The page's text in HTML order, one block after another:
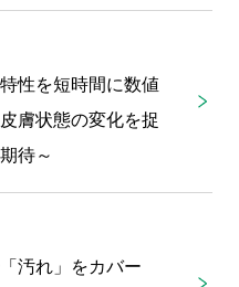
性を短時間に数値
膚状態の変化を捉
待～
汚れ」をカバー